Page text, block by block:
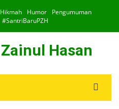
Hikmah Humor
Pengumuman
#SantriBaruPZH